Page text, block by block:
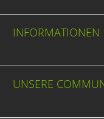
INFORMATIONEN
UNSERE